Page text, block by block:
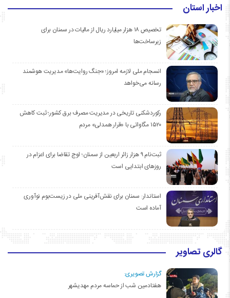
اخبار استان
تخصیص ۱۸ هزار میلیارد ریال از مالیات در سمنان برای
زیرساخت‌ها
انسجام ملی لازمه امروز؛ «جنگ روایت‌ها» مدیریت هوشمند
رسانه می‌خواهد
رکوردشکنی تاریخی در مدیریت مصرف برق کشور؛ ثبت کاهش
۱۵۲۰ مگاواتی با «قرار همدلی» مردم
ثبت‌نام ۹ هزار زائر اربعین از سمنان؛ اوج تقاضا برای اعزام در
روزهای ابتدایی است
استاندار: سمنان برای نقش‌آفرینی ملی در زیست‌بوم نوآوری
آماده است
گالری تصاویر
گزارش تصویری:
هفتادمین شب از حماسه مردم مهدیشهر